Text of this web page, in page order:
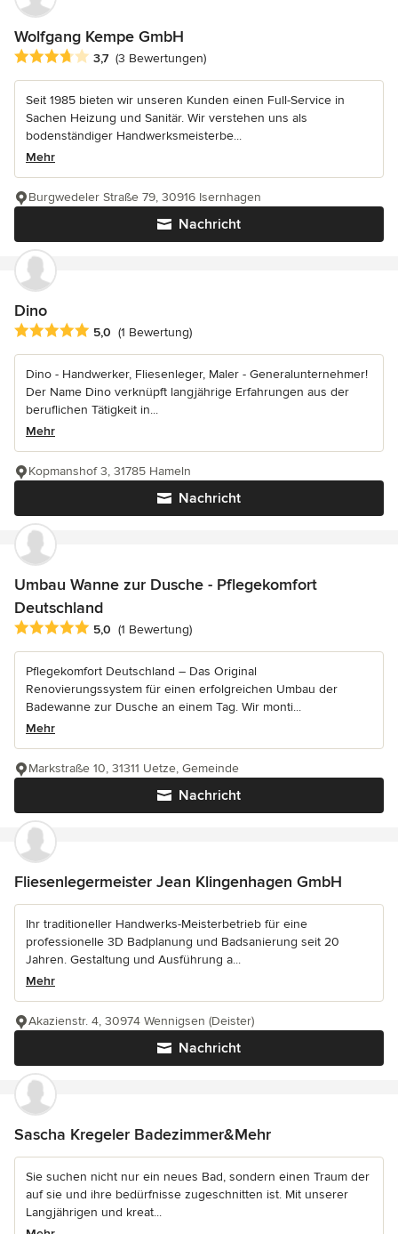
Wolfgang Kempe GmbH
Durchschnittliche Bewertung: 3.7 von 5 Sternen
3,7 (3 Bewertungen)
Seit 1985 bieten wir unseren Kunden einen Full-Service in
Sachen Heizung und Sanitär. Wir verstehen uns als
bodenständiger Handwerksmeisterbe...
Mehr
Nachricht
Burgwedeler Straße 79, 30916 Isernhagen
Dino
Durchschnittliche Bewertung: 5 von 5 Sternen
5,0 (1 Bewertung)
Dino - Handwerker, Fliesenleger, Maler - Generalunternehmer!
Der Name Dino verknüpft langjährige Erfahrungen aus der
beruflichen Tätigkeit in...
Mehr
Nachricht
Kopmanshof 3, 31785 Hameln
Umbau Wanne zur Dusche - Pflegekomfort
Deutschland
Durchschnittliche Bewertung: 5 von 5 Sternen
5,0 (1 Bewertung)
Pflegekomfort Deutschland – Das Original
Renovierungssystem für einen erfolgreichen Umbau der
Badewanne zur Dusche an einem Tag. Wir monti...
Mehr
Nachricht
Markstraße 10, 31311 Uetze, Gemeinde
Fliesenlegermeister Jean Klingenhagen GmbH
Ihr traditioneller Handwerks-Meisterbetrieb für eine
professionelle 3D Badplanung und Badsanierung seit 20
Jahren. Gestaltung und Ausführung a...
Mehr
Nachricht
Akazienstr. 4, 30974 Wennigsen (Deister)
Sascha Kregeler Badezimmer&Mehr
Sie suchen nicht nur ein neues Bad, sondern einen Traum der
auf sie und ihre bedürfnisse zugeschnitten ist. Mit unserer
Langjährigen und kreat...